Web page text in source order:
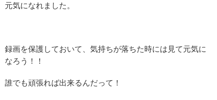
元気になれました。
録画を保護しておいて、気持ちが落ちた時には見て元気に
なろう！！
誰でも頑張れば出来るんだって！